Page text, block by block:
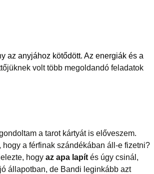
az anyjához kötődött. Az energiák és a
volt több megoldandó feladatok
a tarot kártyát is előveszem.
a férfinak szándékában áll-e fizetni?
hogy az apa lapít és úgy csinál,
állapotban, de Bandi leginkább azt